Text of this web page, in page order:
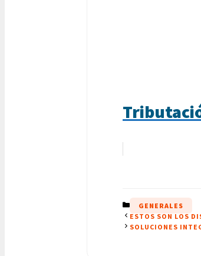
CATEGORÍAS
GENERALES
ESTOS SON LOS
SOLUCIONES